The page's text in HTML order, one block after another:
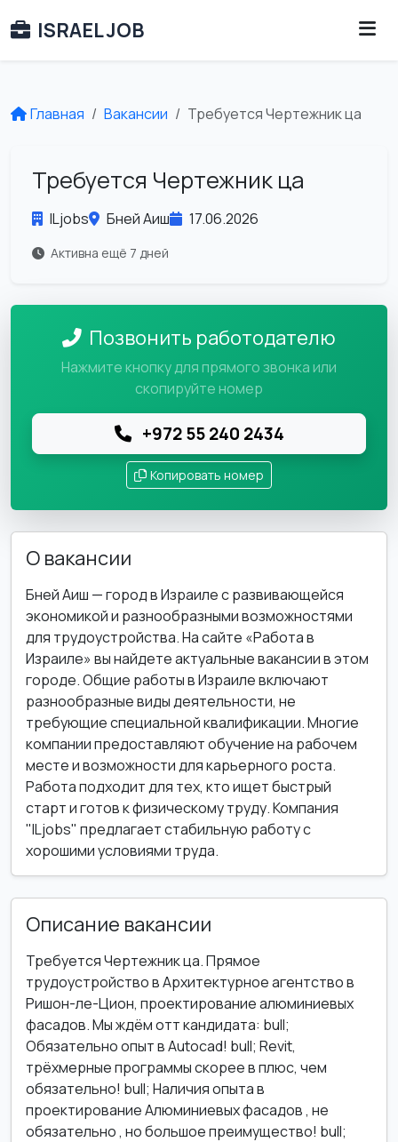
ISRAEL JOB
Главная Вакансии Требуется Чертежник ца
Требуется Чертежник ца
ILjobs Бней Аиш 17.06.2026
Активна ещё 7 дней
Позвонить работодателю
Нажмите кнопку для прямого звонка или
скопируйте номер
+972 55 240 2434
Копировать номер
О вакансии
Бней Аиш — город в Израиле с развивающейся
экономикой и разнообразными возможностями
для трудоустройства. На сайте «Работа в
Израиле» вы найдете актуальные вакансии в этом
городе. Общие работы в Израиле включают
разнообразные виды деятельности, не
требующие специальной квалификации. Многие
компании предоставляют обучение на рабочем
месте и возможности для карьерного роста.
Работа подходит для тех, кто ищет быстрый
старт и готов к физическому труду. Компания
"ILjobs" предлагает стабильную работу с
хорошими условиями труда.
Описание вакансии
Требуется Чертежник ца. Прямое
трудоустройство в Архитектурное агентство в
Ришон-ле-Цион, проектирование алюминиевых
фасадов. Мы ждём отт кандидата: bull;
Обязательно опыт в Autocad! bull; Revit,
трёхмерные программы скорее в плюс, чем
обязательно! bull; Наличия опыта в
проектирование Алюминиевых фасадов , не
обязательно , но большое преимущество! bull;